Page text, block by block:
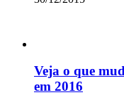
Veja o que
em 2016